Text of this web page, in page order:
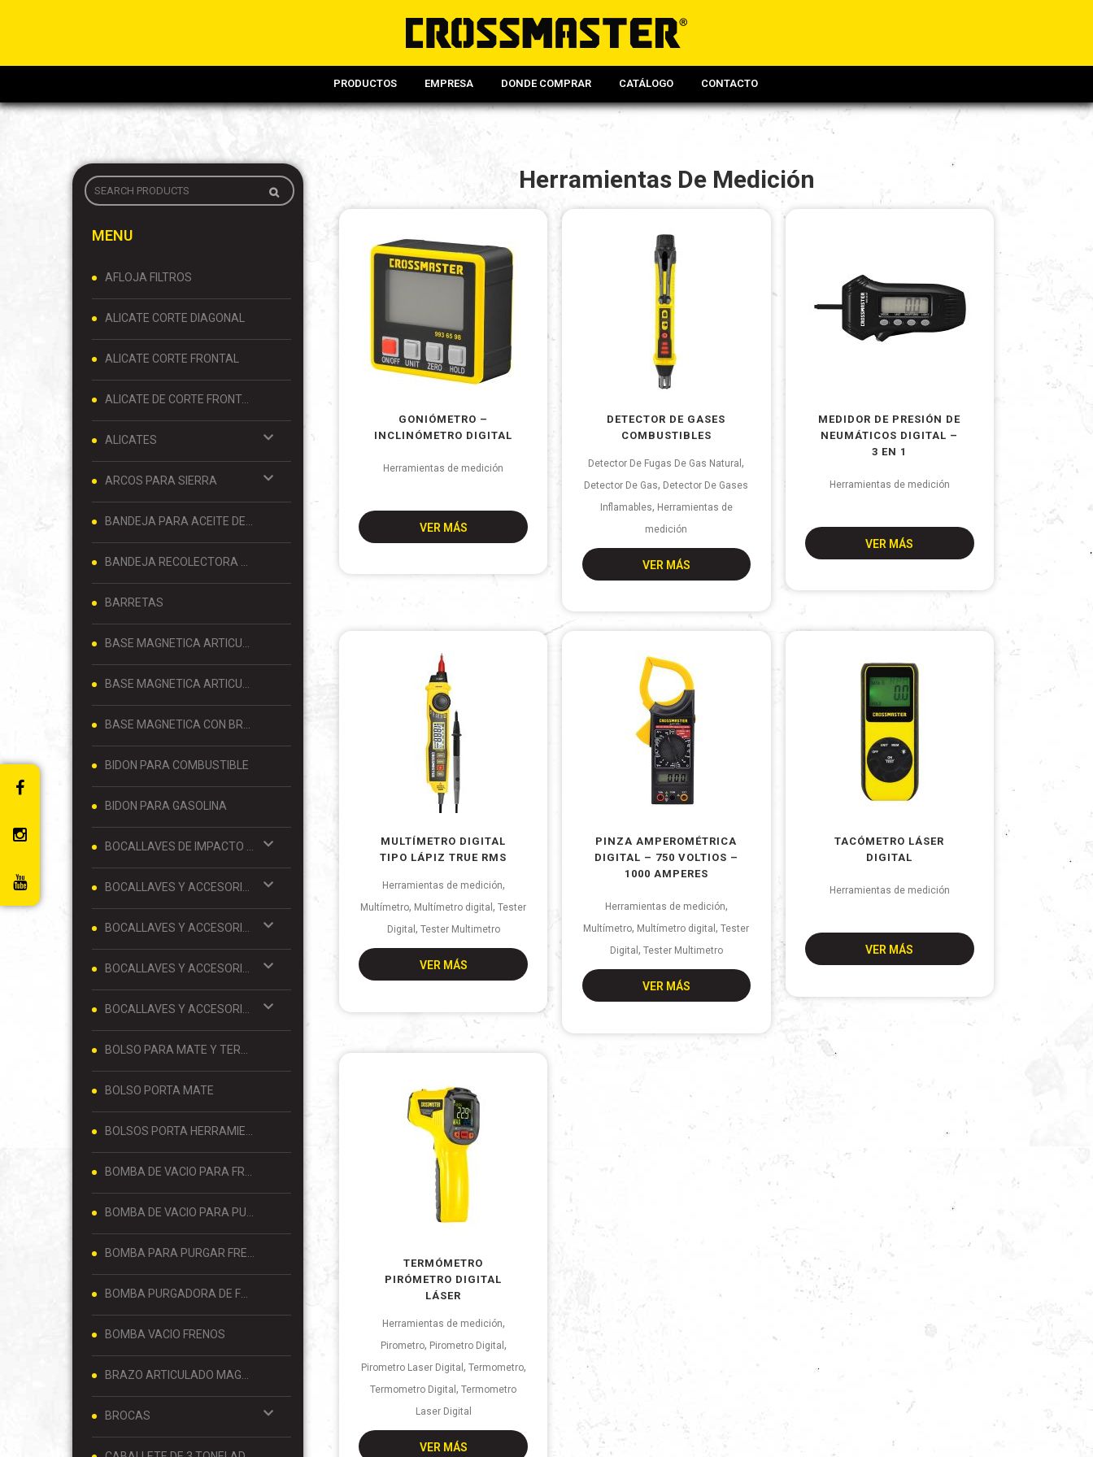
PRODUCTOS EMPRESA DONDE COMPRAR CATÁLOGO CONTACTO
MENU
AFLOJA FILTROS
ALICATE CORTE DIAGONAL
ALICATE CORTE FRONTAL
ALICATE DE CORTE FRONTAL 8 PULGADAS
ALICATES
ARCOS PARA SIERRA
BARRETAS
BIDON PARA COMBUSTIBLE
BIDON PARA GASOLINA
BOLSO PORTA MATE
BOMBA VACIO FRENOS
BROCAS
Herramientas De Medición
GONIÓMETRO –
INCLINÓMETRO DIGITAL
Herramientas de medición
VER MÁS
DETECTOR DE GASES
COMBUSTIBLES
Detector De Fugas De Gas Natural,
Detector De Gas, Detector De Gases
Inflamables, Herramientas de
medición
VER MÁS
MEDIDOR DE PRESIÓN DE
NEUMÁTICOS DIGITAL –
3 EN 1
Herramientas de medición
VER MÁS
MULTÍMETRO DIGITAL
TIPO LÁPIZ TRUE RMS
Herramientas de medición,
Multímetro, Multímetro digital,Tester
Digital , Tester Multimetro
VER MÁS
PINZA AMPEROMÉTRICA
DIGITAL – 750 VOLTIOS –
1000 AMPERES
Herramientas de medición,
Multímetro, Multímetro digital,Tester
Digital , Tester Multimetro
VER MÁS
TACÓMETRO LÁSER
DIGITAL
Herramientas de medición
VER MÁS
TERMÓMETRO
PIRÓMETRO DIGITAL
LÁSER
Herramientas de medición,
Pirometro, Pirometro Digital ,
Pirometro Laser Digital , Termometro,
Termometro Digital,Termometro
Laser Digital
VER MÁS